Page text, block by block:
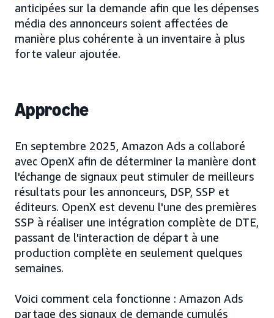
anticipées sur la demande afin que les dépenses
média des annonceurs soient affectées de
manière plus cohérente à un inventaire à plus
forte valeur ajoutée.
Approche
En septembre 2025, Amazon Ads a collaboré
avec OpenX afin de déterminer la manière dont
l'échange de signaux peut stimuler de meilleurs
résultats pour les annonceurs, DSP, SSP et
éditeurs. OpenX est devenu l'une des premières
SSP à réaliser une intégration complète de DTE,
passant de l'interaction de départ à une
production complète en seulement quelques
semaines.
Voici comment cela fonctionne : Amazon Ads
partage des signaux de demande cumulés